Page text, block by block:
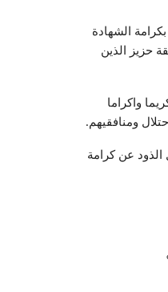
الشهادة
حزيز الذين
واكراما
ومنافقيهم.
الذود عن كرامة